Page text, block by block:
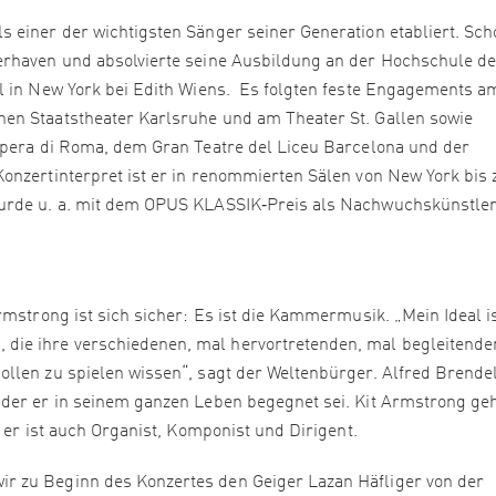
einer der wichtigsten Sänger seiner Generation etabliert.
und absolvierte seine Ausbildung an der Hochschule
New York bei Edith Wiens. Es folgten feste Engagements
Staatstheater Karlsruhe und am Theater St. Gallen sowie
di Roma, dem Gran Teatre del Liceu Barcelona und der
ist er in renommierten Sälen von New York bis
u. a. mit dem OPUS KLASSIK‑Preis als
ist sich sicher: Es ist die Kammermusik. „Mein Ideal
ihre verschiedenen, mal hervortretenden, mal
zu spielen wissen“, sagt der Weltenbürger. Alfred
er in seinem ganzen Leben begegnet sei. Kit Armstrong
ist auch Organist, Komponist und Dirigent.
zu Beginn des Konzertes den Geiger Lazan Häfliger von der